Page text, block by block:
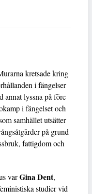
kretsade kring
i fängelser
annat lyssna på före
i fängelset och
samhället utsätter
på grund
fattigdom och
varGina Dent,
studier vid